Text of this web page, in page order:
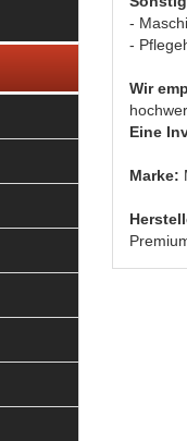
-
-
Wir
Eine
Marke: